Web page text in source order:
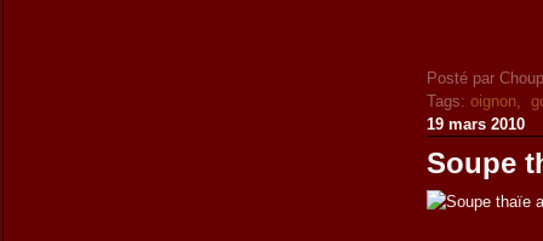
Posté par
Tags:oignon,
19 mars 2010
Soupe